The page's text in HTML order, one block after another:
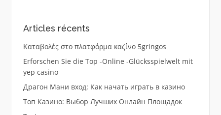
Articles récents
Καταβολές στο πλατφόρμα καζίνο 5gringos
Erforschen Sie die Top -Online -Glücksspielwelt mit
yep casino
Драгон Мани вход: Как начать играть в казино
Топ Казино: Выбор Лучших Онлайн Площадок